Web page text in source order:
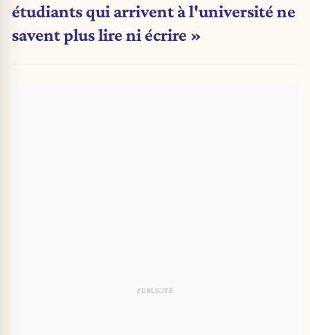
étudiants qui arrivent à l'université ne
savent plus lire ni écrire »